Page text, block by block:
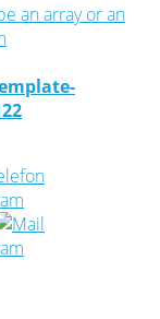
an array or an